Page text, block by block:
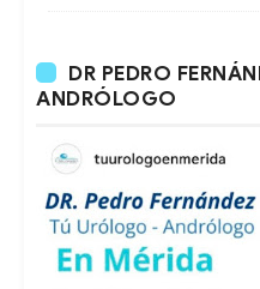
DR PEDRO
ANDRÓLOGO